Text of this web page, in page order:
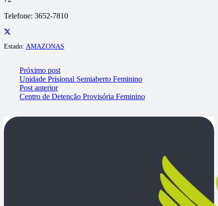
Telefone: 3652-7810
Estado: AMAZONAS
Próximo post
Unidade Prisional Semiaberto Feminino
Post anterior
Centro de Detenção Provisória Feminino